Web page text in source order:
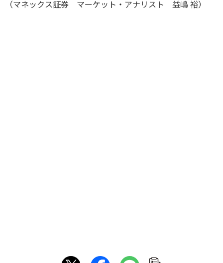
（マネックス証券 マーケット・アナリスト 益嶋 裕）